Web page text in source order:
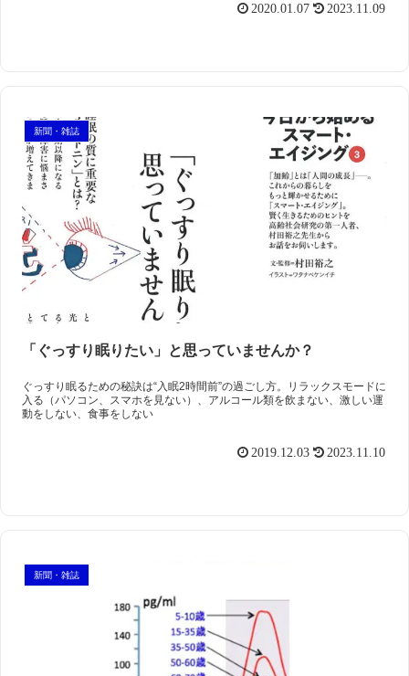
2020.01.07 2023.11.09
新聞・雑誌
「ぐっすり眠りたい」と思っていませんか？
ぐっすり眠るための秘訣は“入眠2時間前”の過ごし方。リラックスモードに
入る（パソコン、スマホを見ない）、アルコール類を飲まない、激しい運
動をしない、食事をしない
2019.12.03 2023.11.10
新聞・雑誌